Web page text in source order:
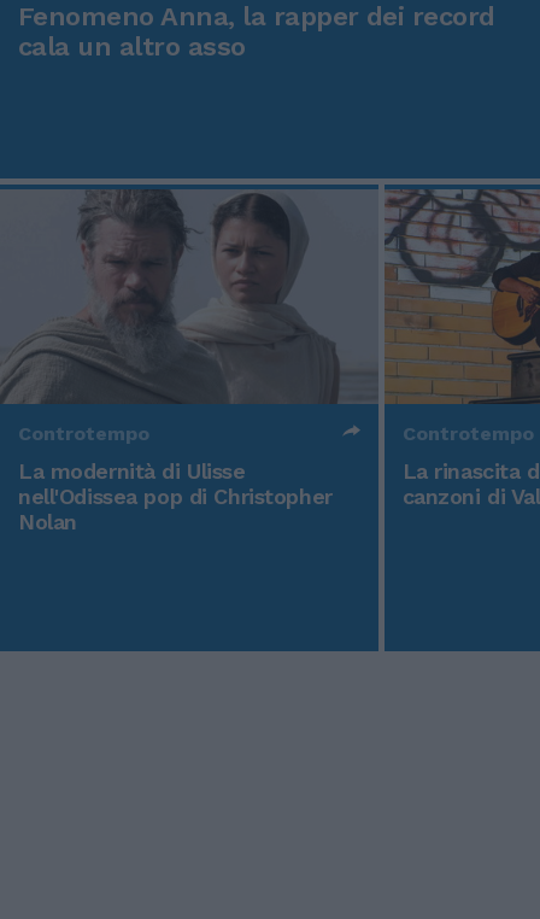
Fenomeno Anna, la rapper dei record
cala un altro asso
Controtempo
La modernità di Ulisse
nell'Odissea pop di Christopher
Nolan
Controtempo
La rinascita
canzoni di